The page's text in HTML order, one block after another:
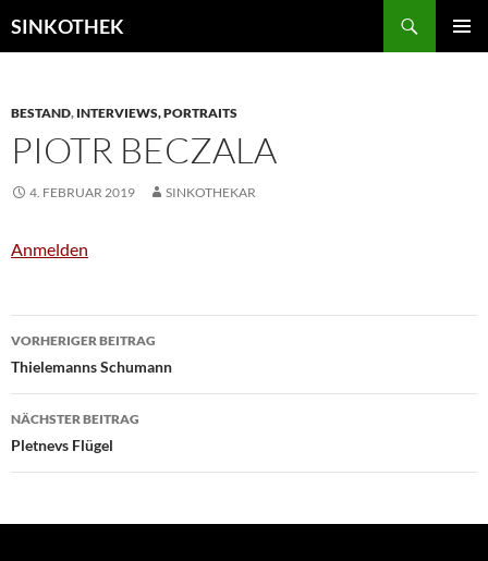
Inhalt
SINKOTHEK
BESTAND, INTERVIEWS, PORTRAITS
PIOTR BECZALA
4. FEBRUAR 2019 SINKOTHEKAR
Anmelden
Beitragsnavigation
VORHERIGER BEITRAG
Thielemanns Schumann
NÄCHSTER BEITRAG
Pletnevs Flügel